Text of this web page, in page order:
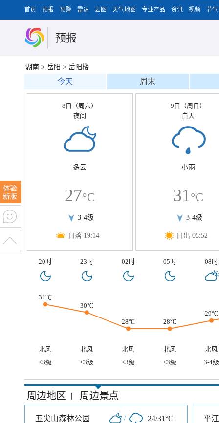
首页 预报 预警 雷达 云图 天气地图 专业产品 资讯 视频 节气
预报
湖南 > 岳阳 > 岳阳楼
今天 周末
8日（周六）
夜间
多云
27°C
3-4级
日落 19:14
9日（周日）
白天
小雨
31°C
3-4级
日出 05:52
20时 23时 02时 05时 08时
31℃
30℃
28℃ 28℃
29℃
北风 北风 北风 北风
北风
<3级
<3级 <3级 <3级 3-4级
周边地区 | 周边景点
五尖山森林公园 / 24/31°C 平